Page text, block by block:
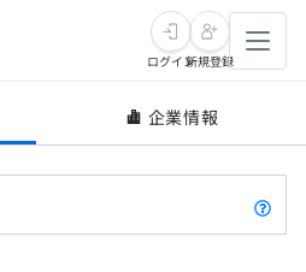
ログイン新規登録
企業情報